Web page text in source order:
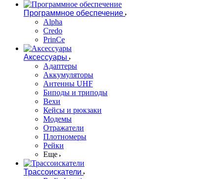
Программное обеспечение
Alpha
Credo
PrinCe
Аксессуары
Адаптеры
Аккумуляторы
Антенны UHF
Биподы и триподы
Вехи
Кейсы и рюкзаки
Модемы
Отражатели
Плотномеры
Рейки
Еще
Трассоискатели